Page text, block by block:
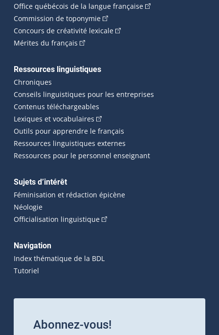
Office québécois de la langue française(Cet hyperlien
Commission de toponymie(Cet hyperlien externe s'ouvrira
Concours de créativité lexicale(Cet hyperlien externe
Mérites du français (Cet hyperlien externe s'ouvrira dans une
Ressources linguistiques
Chroniques
Conseils linguistiques pour les entreprises
Contenus téléchargeables
Lexiques et vocabulaires (Cet hyperlien externe s'ouvrira
Outils pour apprendre le français
Ressources linguistiques externes
Ressources pour le personnel enseignant
Sujets d’intérêt
Féminisation et rédaction épicène
Néologie
Officialisation linguistique(Cet hyperlien externe s'ouvrira
Navigation
Index thématique de la BDL
Tutoriel
Abonnez-vous!